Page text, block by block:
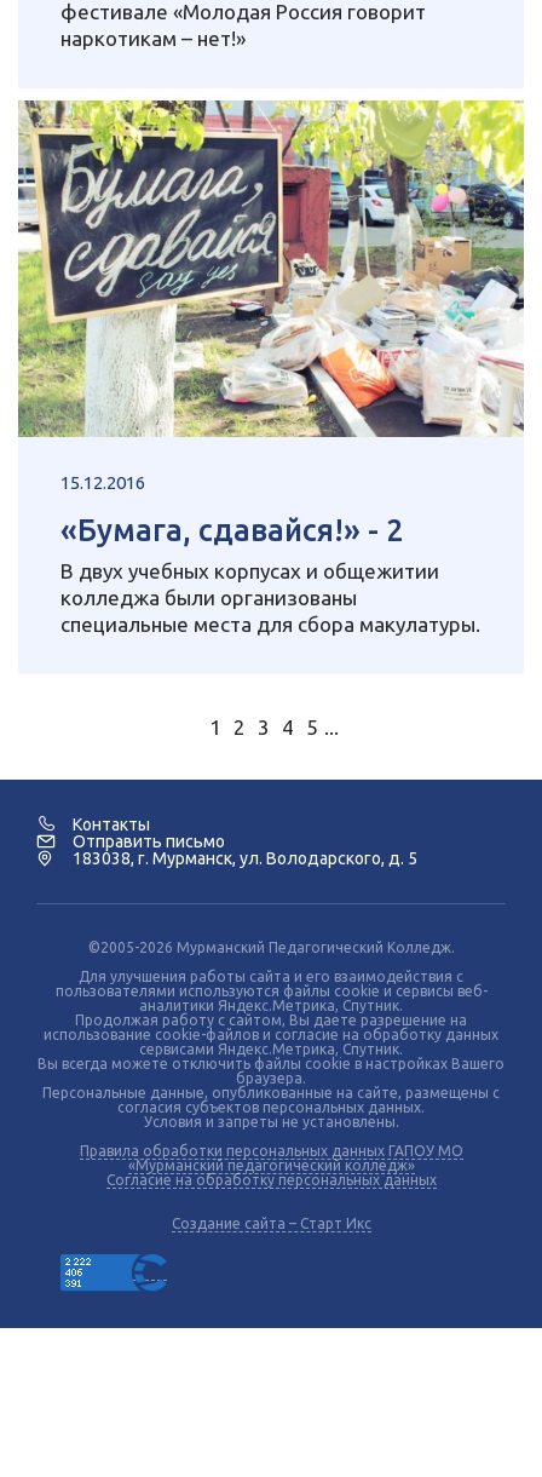
фестивале «Молодая Россия говорит
наркотикам – нет!»
15.12.2016
«Бумага, сдавайся!» - 2
В двух учебных корпусах и общежитии
колледжа были организованы
специальные места для сбора макулатуры.
1 2 3 4 5 ...
Контакты
Отправить письмо
183038, г. Мурманск, ул. Володарского, д. 5
©2005-2026 Мурманский Педагогический Колледж.
Для улучшения работы сайта и его взаимодействия с
пользователями используются файлы cookie и сервисы веб-
аналитики Яндекс.Метрика, Спутник.
Продолжая работу с сайтом, Вы даете разрешение на
использование cookie-файлов и согласие на обработку данных
сервисами Яндекс.Метрика, Спутник.
Вы всегда можете отключить файлы cookie в настройках Вашего
браузера.
Персональные данные, опубликованные на сайте, размещены с
согласия субъектов персональных данных.
Условия и запреты не установлены.
Правила обработки персональных данных ГАПОУ МО
«Мурманский педагогический колледж»
Согласие на обработку персональных данных
Создание сайта – Старт Икс